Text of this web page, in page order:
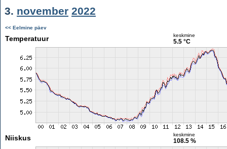
3. november 2022
<< Eelmine päev
Temperatuur keskmine
5.5 °C
Niiskus keskmine
108.5 %